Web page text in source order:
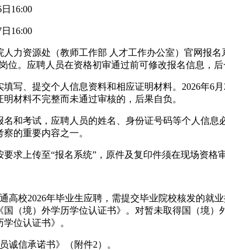
日16:00
日16:00
力资源处（教师工作部 人才工作办公室）官网报名
位。应聘人员在资格初审通过前可修改报名信息，
写、提交个人信息资料和相应证明材料。 2026年6月
材料不完整而未通过审核的，后果自负。
和考试，应聘人员的姓名、身份证号码等个人信
的重要内容之一。
要求上传至“报名系统” ，原件及复印件须在现场资格
高校2026年毕业生应聘，需提交毕业院校核发的就
（境）外学历学位认证书》。对暂未取得国（境
位认证书》。
诚信承诺书》（附件2）。